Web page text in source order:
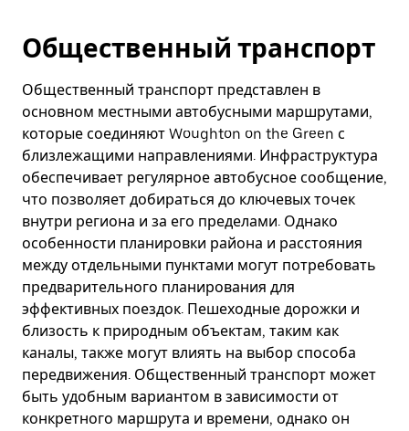
Общественный транспорт
Общественный транспорт представлен в
основном местными автобусными маршрутами,
которые соединяют Woughton on the Green с
близлежащими направлениями. Инфраструктура
обеспечивает регулярное автобусное сообщение,
что позволяет добираться до ключевых точек
внутри региона и за его пределами. Однако
особенности планировки района и расстояния
между отдельными пунктами могут потребовать
предварительного планирования для
эффективных поездок. Пешеходные дорожки и
близость к природным объектам, таким как
каналы, также могут влиять на выбор способа
передвижения. Общественный транспорт может
быть удобным вариантом в зависимости от
конкретного маршрута и времени, однако он